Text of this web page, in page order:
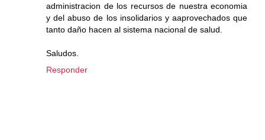
administracion de los recursos de nuestra economia
y del abuso de los insolidarios y aaprovechados que
tanto daño hacen al sistema nacional de salud.
Saludos.
Responder